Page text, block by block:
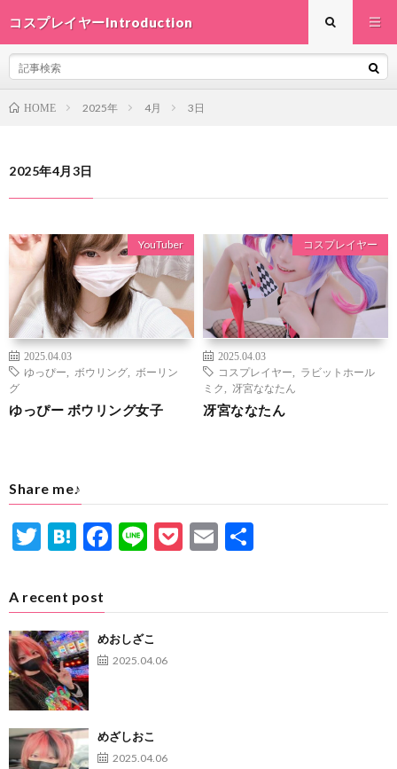
コスプレイヤーIntroduction
HOME 2025年 4月 3日
2025年4月3日
YouTuber
2025.04.03
ゆっぴー
ボウリング
ボーリン
グ
ゆっぴー ボウリング女子
コスプレイヤー
2025.04.03
コスプレイヤー
ラビットホール
ミク
冴宮ななたん
冴宮ななたん
Share me♪
T
itt
er
H
e
n
a
F
b
o
Li P
t
E
l
A recent post
めおしざこ
2025.04.06
めざしおこ
2025.04.06